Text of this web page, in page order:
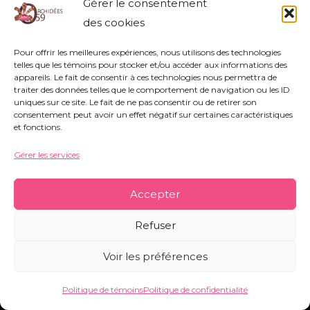
Gérer le consentement
des cookies
Pour offrir les meilleures expériences, nous utilisons des technologies
telles que les témoins pour stocker et/ou accéder aux informations des
appareils. Le fait de consentir à ces technologies nous permettra de
traiter des données telles que le comportement de navigation ou les ID
uniques sur ce site. Le fait de ne pas consentir ou de retirer son
consentement peut avoir un effet négatif sur certaines caractéristiques
et fonctions.
Gérer les services
Accepter
Refuser
Voir les préférences
Politique de témoinsPolitique de confidentialité
orchidees59@orange.fr-Mentions légales
-
Politique de témoins
Copyright © 2026 Orchidées 59 | Réalisé par CO&COM